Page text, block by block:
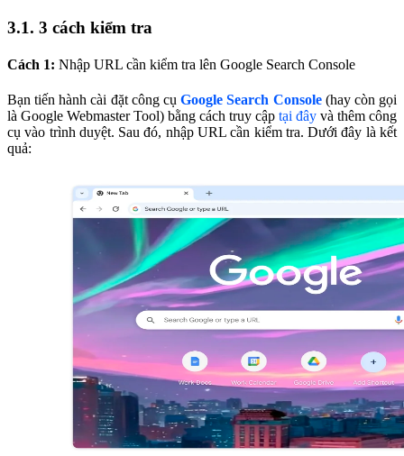
3.1. 3 cách kiểm tra
Cách 1: Nhập URL cần kiểm tra lên Google Search Console
Bạn tiến hành cài đặt công cụGoogle Search Console(hay còn gọi
là Google Webmaster Tool) bằng cách truy cập tại đây và thêm công
cụ vào trình duyệt. Sau đó, nhập URL cần kiểm tra. Dưới đây là kết
quả: